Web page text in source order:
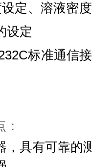
定、溶液密
设定
标准通信
，具有可靠的